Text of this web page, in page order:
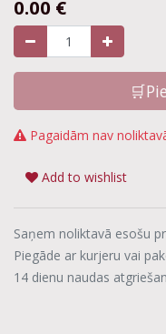
0.00 €
Pagaidām nav
Add to wishlist
Saņem noliktavā esošu
Piegāde ar kurjeru vai
14 dienu naudas